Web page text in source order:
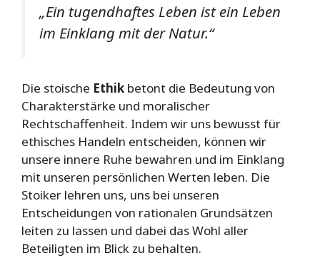
„Ein tugendhaftes Leben ist ein Leben
im Einklang mit der Natur.“
Die stoische Ethik betont die Bedeutung von
Charakterstärke und moralischer
Rechtschaffenheit. Indem wir uns bewusst für
ethisches Handeln entscheiden, können wir
unsere innere Ruhe bewahren und im Einklang
mit unseren persönlichen Werten leben. Die
Stoiker lehren uns, uns bei unseren
Entscheidungen von rationalen Grundsätzen
leiten zu lassen und dabei das Wohl aller
Beteiligten im Blick zu behalten.